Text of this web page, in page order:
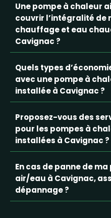
Une pompe à chaleur
couvrir l’intégralité de
chauffage et eau
Cavignac ?
Quels types
avec une pompe à
installée à Cavignac ?
Proposez-vous des
pour les pompes à
installées à Cavignac ?
En cas de panne de
air/eau à Cavignac,
dépannage ?